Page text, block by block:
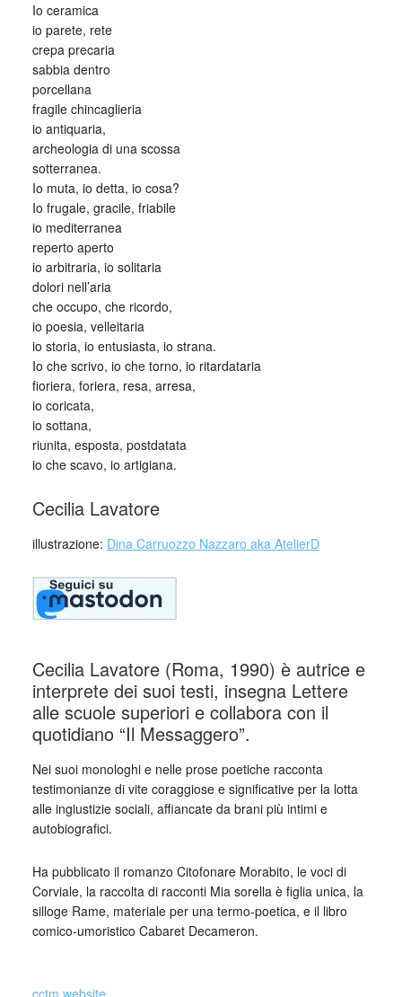
Io ceramica
io parete, rete
crepa precaria
sabbia dentro
porcellana
fragile chincaglieria
io antiquaria,
archeologia di una scossa
sotterranea.
Io muta, io detta, io cosa?
Io frugale, gracile, friabile
io mediterranea
reperto aperto
io arbitraria, io solitaria
dolori nell’aria
che occupo, che ricordo,
io poesia, velleitaria
io storia, io entusiasta, io strana.
Io che scrivo, io che torno, io ritardataria
fioriera, foriera, resa, arresa,
io coricata,
io sottana,
riunita, esposta, postdatata
io che scavo, io artigiana.
Cecilia Lavatore
illustrazione: Dina Carruozzo Nazzaro aka AtelierD
Cecilia Lavatore (Roma, 1990) è autrice e
interprete dei suoi testi, insegna Lettere
alle scuole superiori e collabora con il
quotidiano “Il Messaggero”.
Nei suoi monologhi e nelle prose poetiche racconta
testimonianze di vite coraggiose e significative per la lotta
alle ingiustizie sociali, affiancate da brani più intimi e
autobiografici.
Ha pubblicato il romanzo Citofonare Morabito, le voci di
Corviale, la raccolta di racconti Mia sorella è figlia unica, la
silloge Rame, materiale per una termo-poetica, e il libro
comico-umoristico Cabaret Decameron.